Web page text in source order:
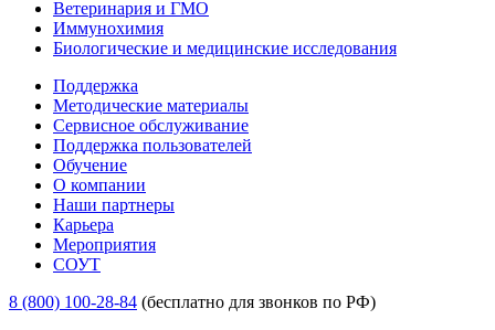
Ветеринария и ГМО
Иммунохимия
Биологические и медицинские исследования
Поддержка
Методические материалы
Сервисное обслуживание
Поддержка пользователей
Обучение
О компании
Наши партнеры
Карьера
Мероприятия
СОУТ
8 (800) 100-28-84 (бесплатно для звонков по РФ)